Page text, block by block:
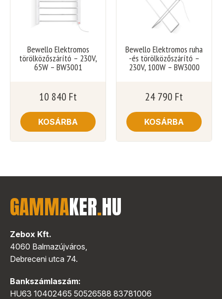
Bewello Elektromos
törölközőszárító – 230V,
65W – BW3001
10 840 Ft
KOSÁRBA
Bewello Elektromos ruha
-és törölközőszárító –
230V, 100W – BW3000
24 790 Ft
KOSÁRBA
GAMMAKER.HU
Zebox Kft.
4060 Balmazújváros,
Debreceni utca 74.
Bankszámlaszám:
HU63 10402465 50526588 83781006